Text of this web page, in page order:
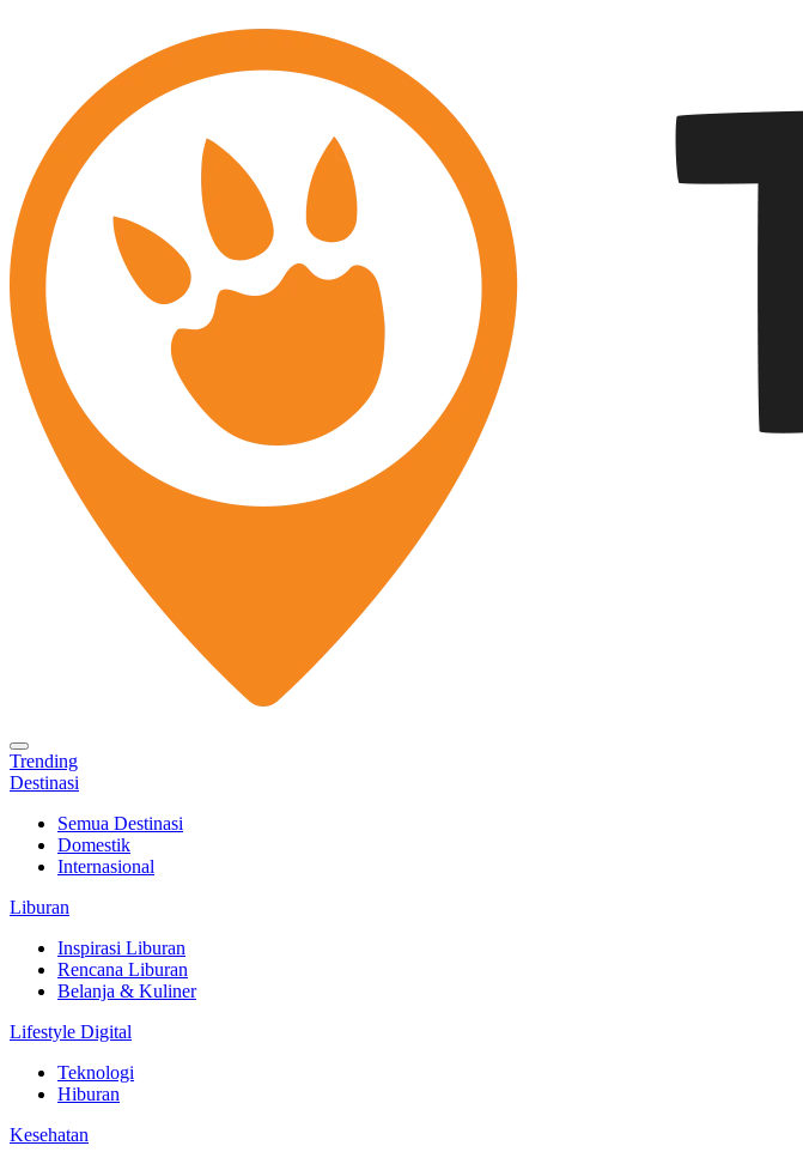
Trending
Destinasi
Semua Destinasi
Domestik
Internasional
Liburan
Inspirasi Liburan
Rencana Liburan
Belanja & Kuliner
Lifestyle Digital
Teknologi
Hiburan
Kesehatan